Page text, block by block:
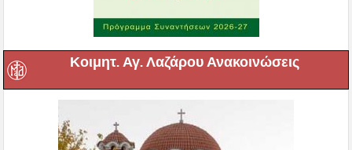
Κοιμητ. Αγ. Λαζάρου Ανακοινώσεις